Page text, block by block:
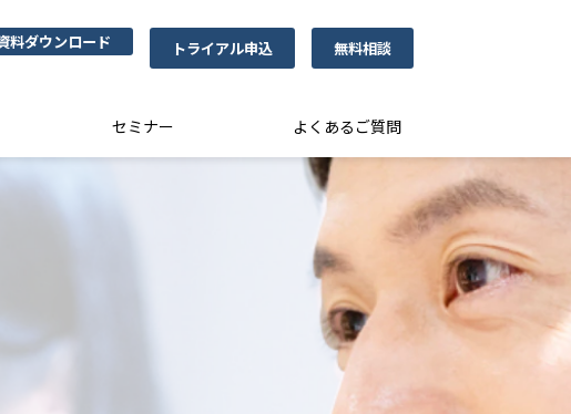
料ダウンロード トライアル申込 無料相談
セミナー よくあるご質問